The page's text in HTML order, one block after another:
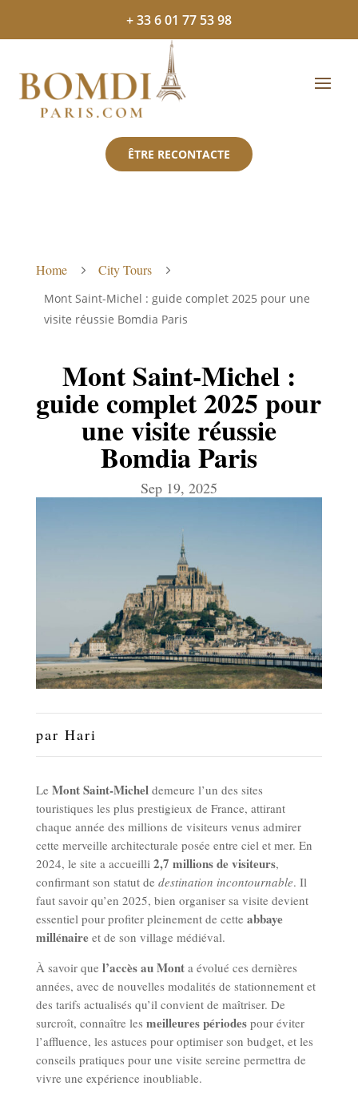
+ 33 6 01 77 53 98
ÊTRE RECONTACTE
Home 5 City Tours
5
Mont Saint-Michel : guide complet 2025 pour une
visite réussie Bomdia Paris
Mont Saint-Michel :
guide complet 2025 pour
une visite réussie
Bomdia Paris
Sep 19, 2025
par Hari
Le Mont Saint-Michel demeure l’un des sites
touristiques les plus prestigieux de France, attirant
chaque année des millions de visiteurs venus admirer
cette merveille architecturale posée entre ciel et mer. En
2024, le site a accueilli2,7 millions de visiteurs,
confirmant son statut de destination incontournable. Il
faut savoir qu’en 2025, bien organiser sa visite devient
essentiel pour profiter pleinement de cette abbaye
millénaire et de son village médiéval.
À savoir que l’accès au Monta évolué ces dernières
années, avec de nouvelles modalités de stationnement et
des tarifs actualisés qu’il convient de maîtriser. De
surcroît, connaître les meilleures périodespour éviter
l’affluence, les astuces pour optimiser son budget, et les
conseils pratiques pour une visite sereine permettra de
vivre une expérience inoubliable.